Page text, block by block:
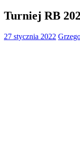
Turniej RB
27 stycznia 2022